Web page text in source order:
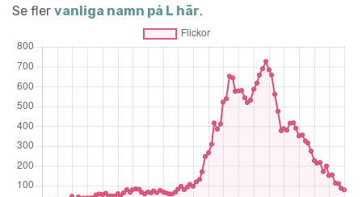
Se fler vanliga namn på L här.